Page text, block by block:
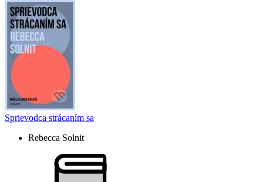
Sprievodca strácaním sa
Rebecca Solnit